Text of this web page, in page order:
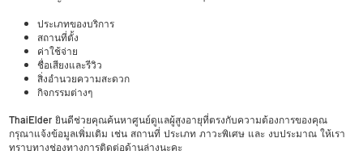
ประเภทของบริการ
สถานที่ตั้ง
ค่าใช้จ่าย
ชื่อเสียงและรีวิว
สิ่งอำนวยความสะดวก
กิจกรรมต่างๆ
ThaiElder ยินดีช่วยคุณค้นหาศูนย์ดูแลผู้สูงอายุที่ตรงกับความต้องการของคุณ
กรุณาแจ้งข้อมูลเพิ่มเติม เช่น สถานที่ ประเภท ภาวะพิเศษ และ งบประมาณ ให้เรา
ทราบทางช่องทางการติดต่อด้านล่างนะคะ